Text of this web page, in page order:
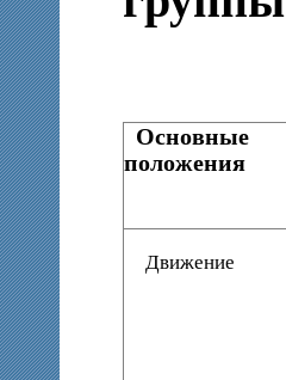
Основные
положения
Движение